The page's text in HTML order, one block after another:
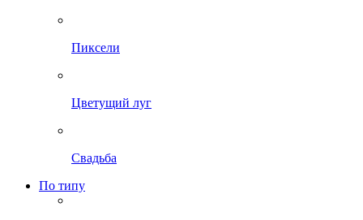
Пиксели
Цветущий луг
Свадьба
По типу